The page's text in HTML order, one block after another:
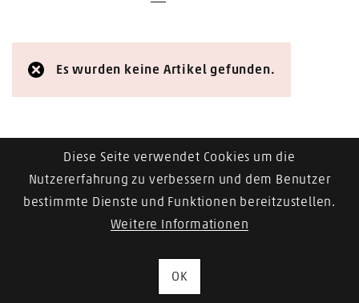
Es wurden keine Artikel gefunden.
Diese Seite verwendet Cookies um die
Nutzererfahrung zu verbessern und dem Benutzer
bestimmte Dienste und Funktionen bereitzustellen.
Weitere Informationen
OK